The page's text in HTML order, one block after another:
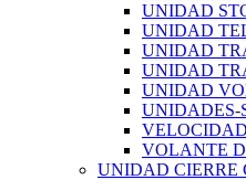
UNIDAD
UNIDAD
UNIDAD
UNIDAD
UNIDAD
UNIDADES-
VOLANTE
UNIDAD CIERRE